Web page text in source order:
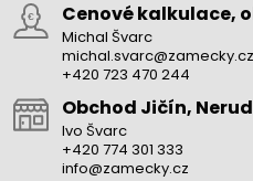
Cenové kalkulace,
Michal Švarc
michal.svarc@zamecky.cz
+420 723 470 244
Obchod Jičín,
Ivo Švarc
+420 774 301 333
info@zamecky.cz